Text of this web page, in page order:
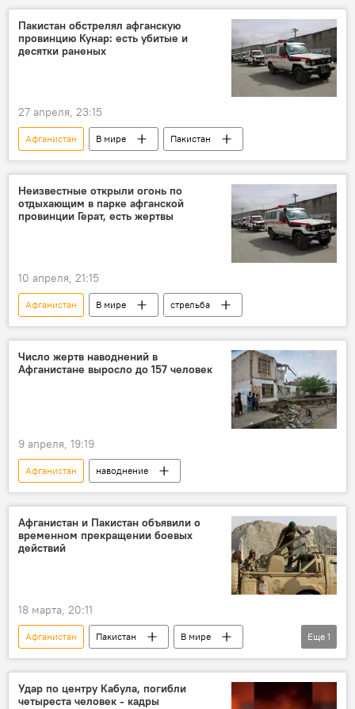
Пакистан обстрелял афганскую
провинцию Кунар: есть убитые и
десятки раненых
27 апреля, 23:15
Афганистан В мире Пакистан
Неизвестные открыли огонь по
отдыхающим в парке афганской
провинции Герат, есть жертвы
10 апреля, 21:15
Афганистан В мире стрельба
Число жертв наводнений в
Афганистане выросло до 157 человек
9 апреля, 19:19
Афганистан наводнение
Афганистан и Пакистан объявили о
временном прекращении боевых
действий
18 марта, 20:11
Афганистан Пакистан
В мире
боевые действия
Еще 1
Удар по центру Кабула, погибли
четыреста человек - кадры